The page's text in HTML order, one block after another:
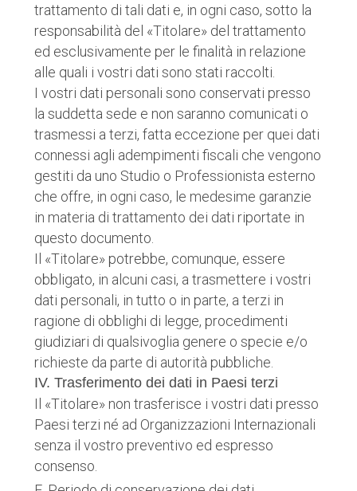
trattamento di tali dati e, in ogni caso, sotto la
responsabilità del «Titolare» del trattamento
ed esclusivamente per le finalità in relazione
alle quali i vostri dati sono stati raccolti.
I vostri dati personali sono conservati presso
la suddetta sede e non saranno comunicati o
trasmessi a terzi, fatta eccezione per quei dati
connessi agli adempimenti fiscali che vengono
gestiti da uno Studio o Professionista esterno
che offre, in ogni caso, le medesime garanzie
in materia di trattamento dei dati riportate in
questo documento.
Il «Titolare» potrebbe, comunque, essere
obbligato, in alcuni casi, a trasmettere i vostri
dati personali, in tutto o in parte, a terzi in
ragione di obblighi di legge, procedimenti
giudiziari di qualsivoglia genere o specie e/o
richieste da parte di autorità pubbliche.
IV. Trasferimento dei dati in Paesi terzi
Il «Titolare» non trasferisce i vostri dati presso
Paesi terzi né ad Organizzazioni Internazionali
senza il vostro preventivo ed espresso
consenso.